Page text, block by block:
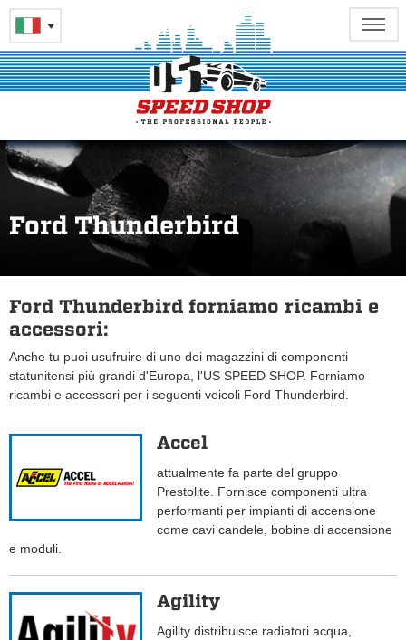
Ford Thunderbird
Ford Thunderbird forniamo ricambi e
accessori:
Anche tu puoi usufruire di uno dei magazzini di componenti
statunitensi più grandi d'Europa, l'US SPEED SHOP. Forniamo
ricambi e accessori per i seguenti veicoli Ford Thunderbird.
Accel
attualmente fa parte del gruppo
Prestolite. Fornisce componenti ultra
performanti per impianti di accensione
come cavi candele, bobine di accensione
e moduli.
Agility
Agility distribuisce radiatori acqua,